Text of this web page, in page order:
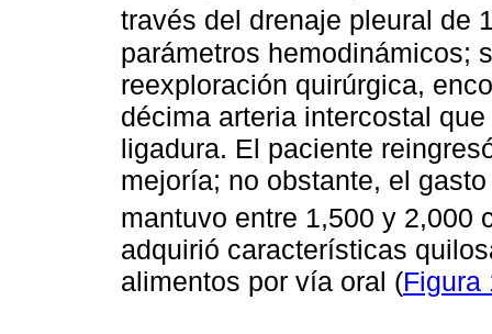
través del drenaje pleural de
parámetros hemodinámicos;
reexploración quirúrgica,
décima arteria intercostal
ligadura. El paciente
mejoría; no obstante, el
mantuvo entre 1,500 y 2,000
adquirió características
alimentos por vía oral (Figura